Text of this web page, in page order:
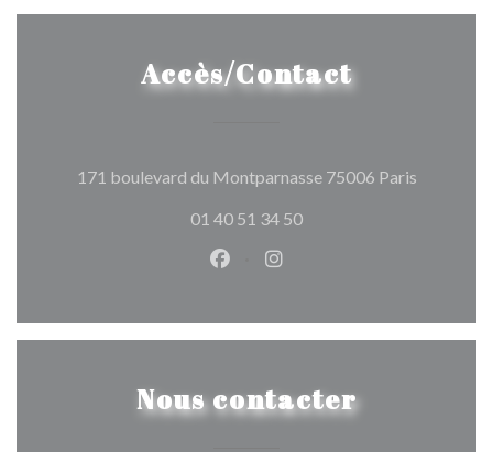
Accès/Contact
171 boulevard du Montparnasse 75006 Paris((ouvre
01 40 51 34 50
Facebook ((ouvre une
Instagram ((ouvre une
Nous contacter